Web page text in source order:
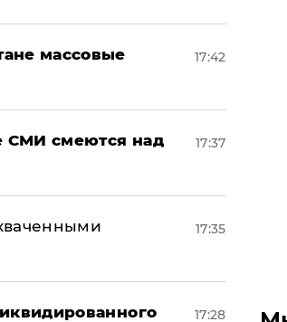
массовые
17:42
СМИ смеются над
17:37
17:35
17:28